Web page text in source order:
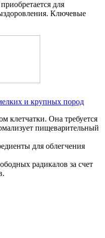
для
Ключевые
и крупных пород
клетчатки. Она требуется
пищеварительный
для облегчения
радикалов за счет